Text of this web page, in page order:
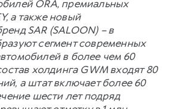
ORA, премиальных
а также новый
SAR (SALOON) – в
сегмент современных
в более чем 60
холдинга GWM входят 80
а штат включает более 60
шести лет подряд